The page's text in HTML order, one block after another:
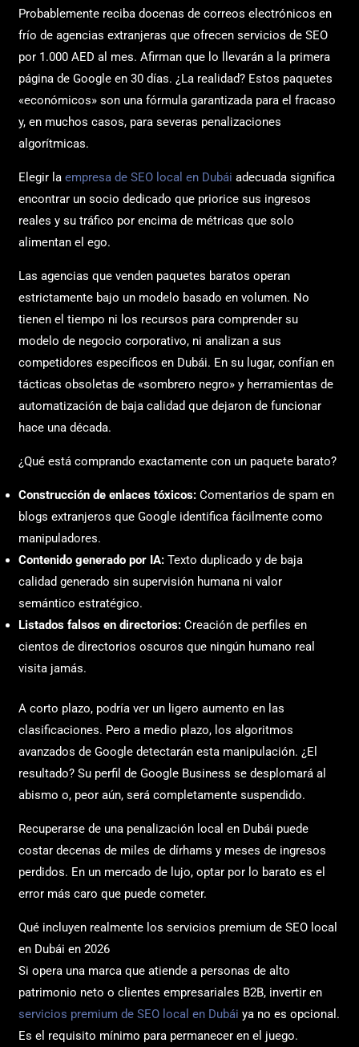
Probablemente reciba docenas de correos electrónicos en
frío de agencias extranjeras que ofrecen servicios de SEO
por 1.000 AED al mes. Afirman que lo llevarán a la primera
página de Google en 30 días. ¿La realidad? Estos paquetes
«económicos» son una fórmula garantizada para el fracaso
y, en muchos casos, para severas penalizaciones
algorítmicas.
Elegir laempresa de SEO local en Dubái adecuada significa
encontrar un socio dedicado que priorice sus ingresos
reales y su tráfico por encima de métricas que solo
alimentan el ego.
Las agencias que venden paquetes baratos operan
estrictamente bajo un modelo basado en volumen. No
tienen el tiempo ni los recursos para comprender su
modelo de negocio corporativo, ni analizan a sus
competidores específicos en Dubái. En su lugar, confían en
tácticas obsoletas de «sombrero negro» y herramientas de
automatización de baja calidad que dejaron de funcionar
hace una década.
¿Qué está comprando exactamente con un paquete barato?
Construcción de enlaces tóxicos: Comentarios de spam en
blogs extranjeros que Google identifica fácilmente como
manipuladores.
Contenido generado por IA: Texto duplicado y de baja
calidad generado sin supervisión humana ni valor
semántico estratégico.
Listados falsos en directorios: Creación de perfiles en
cientos de directorios oscuros que ningún humano real
visita jamás.
A corto plazo, podría ver un ligero aumento en las
clasificaciones. Pero a medio plazo, los algoritmos
avanzados de Google detectarán esta manipulación. ¿El
resultado? Su perfil de Google Business se desplomará al
abismo o, peor aún, será completamente suspendido.
Recuperarse de una penalización local en Dubái puede
costar decenas de miles de dírhams y meses de ingresos
perdidos. En un mercado de lujo, optar por lo barato es el
error más caro que puede cometer.
Qué incluyen realmente los servicios premium de SEO local
en Dubái en 2026
Si opera una marca que atiende a personas de alto
patrimonio neto o clientes empresariales B2B, invertir en
servicios premium de SEO local en Dubái ya no es opcional.
Es el requisito mínimo para permanecer en el juego.